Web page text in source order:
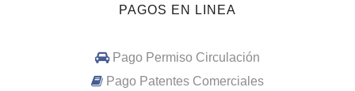
PAGOS EN LINEA
Pago Permiso Circulación
Pago Patentes Comerciales